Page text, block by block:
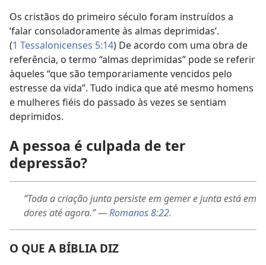
Os cristãos do primeiro século foram instruídos a
‘falar consoladoramente às almas deprimidas’.
(1 Tessalonicenses 5:14) De acordo com uma obra de
referência, o termo “almas deprimidas” pode se referir
àqueles “que são temporariamente vencidos pelo
estresse da vida”. Tudo indica que até mesmo homens
e mulheres fiéis do passado às vezes se sentiam
deprimidos.
A pessoa é culpada de ter
depressão?
“Toda a criação junta persiste em gemer e junta está em
dores até agora.” —Romanos 8:22.
O QUE A BÍBLIA DIZ